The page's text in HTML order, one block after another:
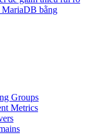
bằng
Groups
Metrics